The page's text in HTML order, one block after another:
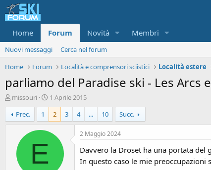
Home Forum Novità Membri
Nuovi messaggi
Cerca nel forum
Home
Forum Località e comprensori sciistici Località estere
parliamo del Paradise ski - Les Arcs
A
u
t
o
missouri
D
a
a
d
1 Aprile 2015
Prec.
1 2 3 4 ... 10 Succ.
E
2 Maggio 2024
Davvero la Droset ha una portata del
In questo caso le mie preoccupazioni